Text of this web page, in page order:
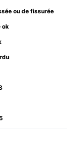
ou de fissurée
ok